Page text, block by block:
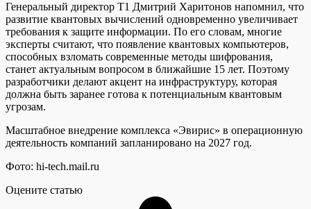
Генеральный директор Т1 Дмитрий Харитонов напомнил, что
развитие квантовых вычислений одновременно увеличивает
требования к защите информации. По его словам, многие
эксперты считают, что появление квантовых компьютеров,
способных взломать современные методы шифрования,
станет актуальным вопросом в ближайшие 15 лет. Поэтому
разработчики делают акцент на инфраструктуру, которая
должна быть заранее готова к потенциальным квантовым
угрозам.
Масштабное внедрение комплекса «Эвирис» в операционную
деятельность компаний запланировано на 2027 год.
Фото: hi-tech.mail.ru
Оцените статью